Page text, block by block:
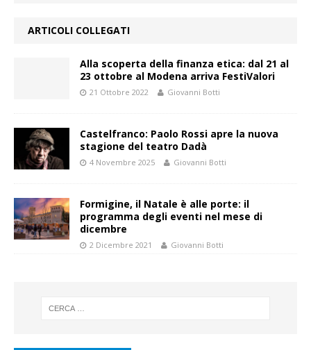
ARTICOLI COLLEGATI
Alla scoperta della finanza etica: dal 21 al
23 ottobre al Modena arriva FestiValori
21 Ottobre 2022 Giovanni Botti
Castelfranco: Paolo Rossi apre la nuova
stagione del teatro Dadà
4 Novembre 2025 Giovanni Botti
Formigine, il Natale è alle porte: il
programma degli eventi nel mese di
dicembre
2 Dicembre 2021 Giovanni Botti